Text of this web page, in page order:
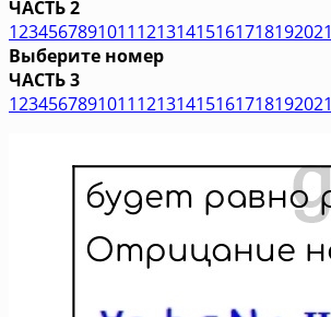
ЧАСТЬ 2
123456789101112131415161718192021
Выберите номер
ЧАСТЬ 3
123456789101112131415161718192021